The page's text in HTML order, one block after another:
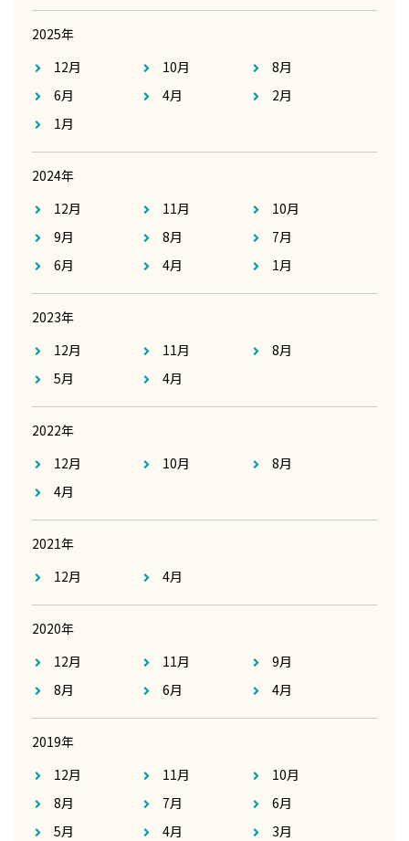
2025年
12月
10月
8月
6月
4月
2月
1月
2024年
12月
11月
10月
9月
8月
7月
6月
4月 1月
2023年
12月
11月
8月
5月
4月
2022年
12月
10月
8月
4月
2021年
12月
4月
2020年
12月
11月
9月
8月
6月 4月
2019年
12月
11月
10月
8月
7月
6月
5月
4月
3月